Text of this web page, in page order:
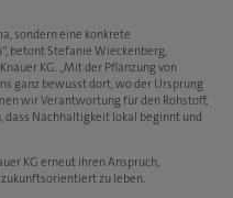
sondern eine konkrete
betont Stefanie Wieckenberg,
KG. „Mit der Pflanzung von
ganz bewusst dort, wo der Ursprung
wir Verantwortung für den Rohstoff,
Nachhaltigkeit lokal beginnt und
KG erneut ihren Anspruch,
zu leben.